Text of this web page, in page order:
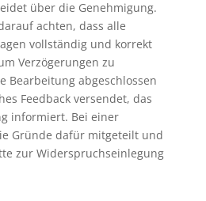
über die Genehmigung.
achten, dass alle
vollständig und korrekt
Verzögerungen zu
Bearbeitung abgeschlossen
Feedback versendet, das
informiert. Bei einer
Gründe dafür mitgeteilt und
zur Widerspruchseinlegung